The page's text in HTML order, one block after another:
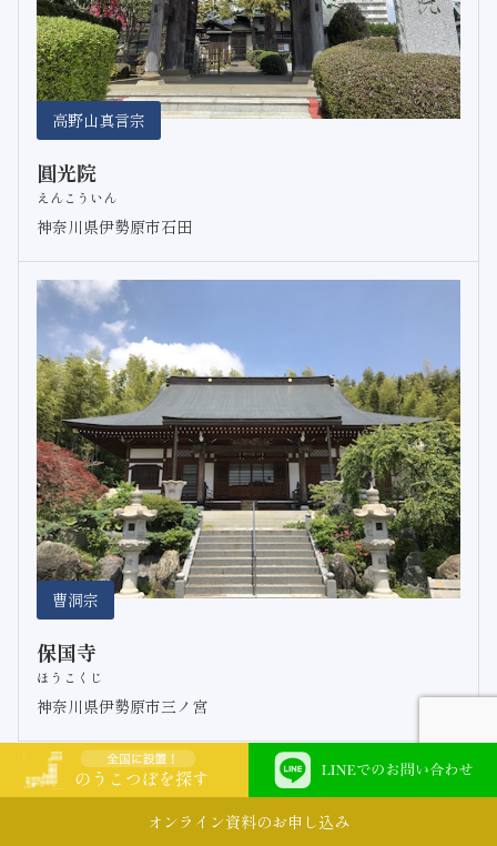
高野山真言宗
圓光院
えんこういん
神奈川県伊勢原市石田
曹洞宗
保国寺
ほうこくじ
神奈川県伊勢原市三ノ宮
オンライン資料のお申し込み